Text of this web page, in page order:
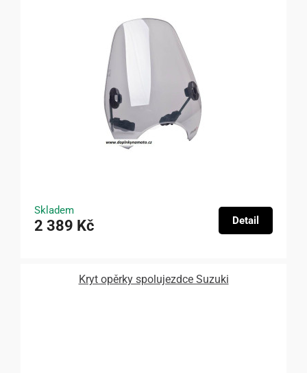
Skladem
2 389 Kč Detail
Kryt opěrky spolujezdce Suzuki